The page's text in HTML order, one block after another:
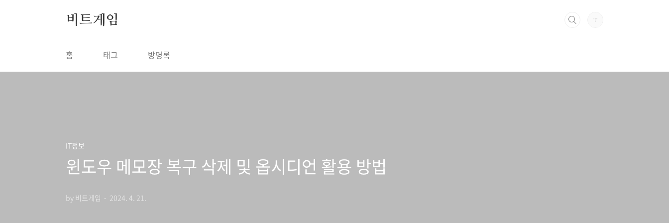
비트게임
홈 태그 방명록
IT정보
윈도우 메모장 복구 삭제 및 옵시디언 활용 방법
by 비트게임 2024. 4. 21.